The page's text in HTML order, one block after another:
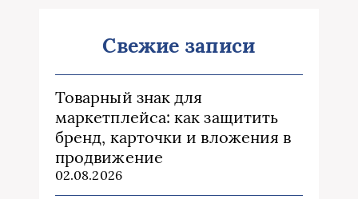
Свежие записи
Товарный знак для
маркетплейса: как защитить
бренд, карточки и вложения в
продвижение
02.08.2026